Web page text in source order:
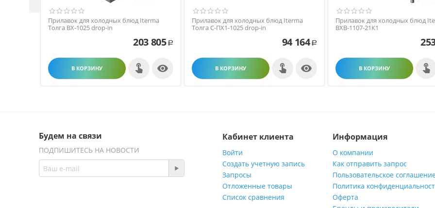
Прилавок для холодных блюд Iterma
Толга ВХ-1025 drop-in
203 805 Р
В КОРЗИНУ 
Прилавок для холодных блюд Iterma
Толга С-ПХ1-1025 drop-in
94 164 Р
В КОРЗИНУ 
Прилавок для холодных блюд
ВХВ-1107-21К1
В КОРЗИНУ
Будем на связи
ПОДПИШИТЕСЬ НА НОВОСТИ
Кабинет клиента
Войти
Создать учетную запись
Запросы
Отложенные товары
Список сравнения
Информация
О компании
Как отправить запрос
Пользовательское
Политика
Оферта